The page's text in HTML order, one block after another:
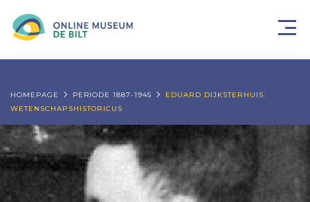
HOMEPAGE PERIODE 1887-1945
EDUARD DIJKSTERHUIS:
WETENSCHAPSHISTORICUS